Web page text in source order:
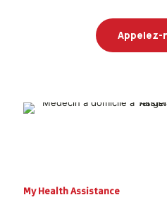
Appelez-
My Health Assistance